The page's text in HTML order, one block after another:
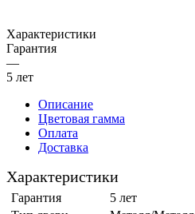
Характеристики
Гарантия
—
5 лет
Описание
Цветовая гамма
Оплата
Доставка
Характеристики
Гарантия
5 лет